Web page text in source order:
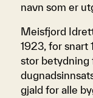
navn som er
Meisfjord
1923, for snart
stor betydning
gjald for alle